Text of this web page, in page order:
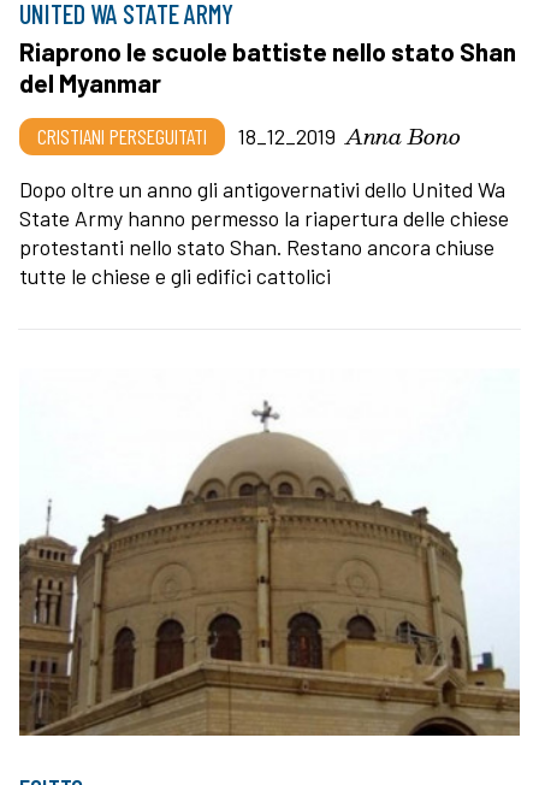
UNITED WA STATE ARMY
Riaprono le scuole battiste nello stato Shan
del Myanmar
CRISTIANI PERSEGUITATI 18_12_2019 Anna Bono
Dopo oltre un anno gli antigovernativi dello United Wa
State Army hanno permesso la riapertura delle chiese
protestanti nello stato Shan. Restano ancora chiuse
tutte le chiese e gli edifici cattolici